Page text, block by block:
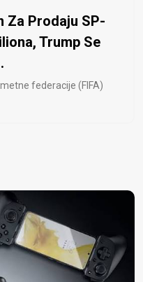
Za Prodaju SP-
Trump Se
federacije (FIFA)